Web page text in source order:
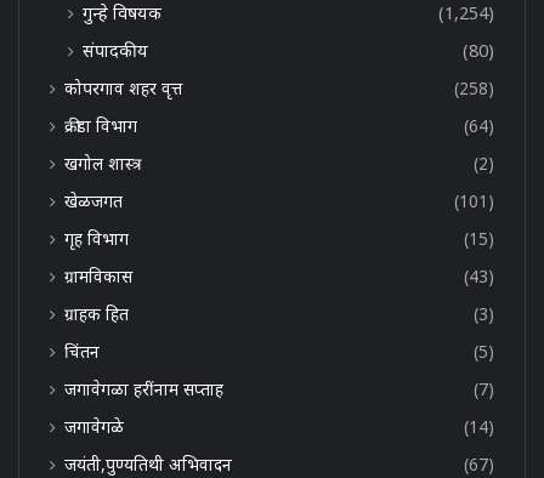
गुन्हे विषयक
(1,254)
संपादकीय
(80)
कोपरगाव शहर वृत्त
(258)
क्रीडा विभाग
(64)
खगोल शास्त्र
(2)
खेळजगत
(101)
गृह विभाग
(15)
ग्रामविकास
(43)
ग्राहक हित
(3)
चिंतन
(5)
जगावेगळा हरींनाम सप्ताह
(7)
जगावेगळे
(14)
जयंती,पुण्यतिथी अभिवादन
(67)